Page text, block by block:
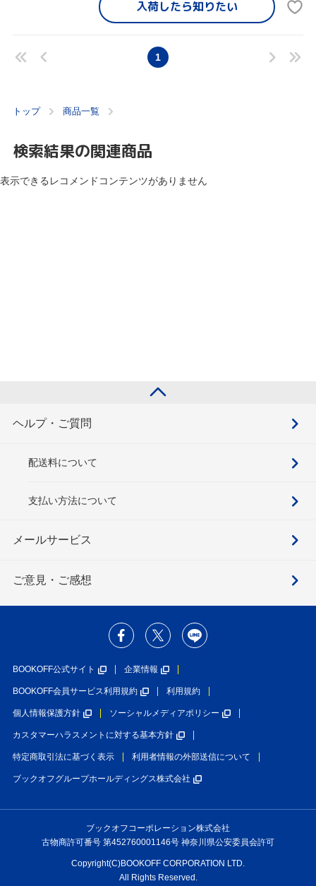
入荷したら知りたい
1
トップ 商品一覧
検索結果の関連商品
表示できるレコメンドコンテンツがありません
ヘルプ・ご質問
配送料について
支払い方法について
メールサービス
ご意見・ご感想
BOOKOFF公式サイト 企業情報
BOOKOFF会員サービス利用規約 利用規約
個人情報保護方針 ソーシャルメディアポリシー
カスタマーハラスメントに対する基本方針
特定商取引法に基づく表示 利用者情報の外部送信について
ブックオフグループホールディングス株式会社
ブックオフコーポレーション株式会社
古物商許可番号 第452760001146号 神奈川県公安委員会許可
Copyright(C)BOOKOFF CORPORATION LTD.
All Rights Reserved.